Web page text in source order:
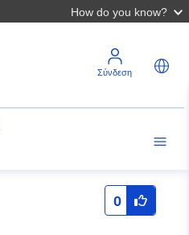
How do you know?
Σύνδεση
0